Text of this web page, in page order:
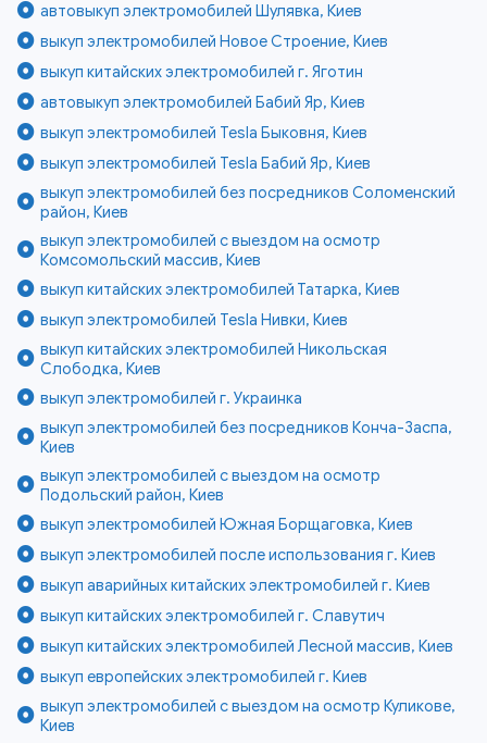
автовыкуп электромобилей Шулявка, Киев
выкуп электромобилей Новое Строение, Киев
выкуп китайских электромобилей г. Яготин
автовыкуп электромобилей Бабий Яр, Киев
выкуп электромобилей Tesla Быковня, Киев
выкуп электромобилей Tesla Бабий Яр, Киев
выкуп электромобилей без посредников Соломенский
район, Киев
выкуп электромобилей с выездом на осмотр
Комсомольский массив, Киев
выкуп китайских электромобилей Татарка, Киев
выкуп электромобилей Tesla Нивки, Киев
выкуп китайских электромобилей Никольская
Слободка, Киев
выкуп электромобилей г. Украинка
выкуп электромобилей без посредников Конча-Заспа,
Киев
выкуп электромобилей с выездом на осмотр
Подольский район, Киев
выкуп электромобилей Южная Борщаговка, Киев
выкуп электромобилей после использования г. Киев
выкуп аварийных китайских электромобилей г. Киев
выкуп китайских электромобилей г. Славутич
выкуп китайских электромобилей Лесной массив, Киев
выкуп европейских электромобилей г. Киев
выкуп электромобилей с выездом на осмотр Куликове,
Киев